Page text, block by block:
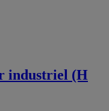
industriel (H